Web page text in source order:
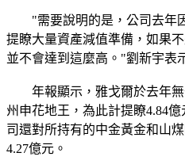
"需要說明的是，公司去年
提瞭大量資產減值準備，如果
並不會達到這麼高。"劉新宇表
年報顯示，雅戈爾於去年無
州申花地王，為此計提瞭4.84
司還對所持有的中金黃金和山
4.27億元。